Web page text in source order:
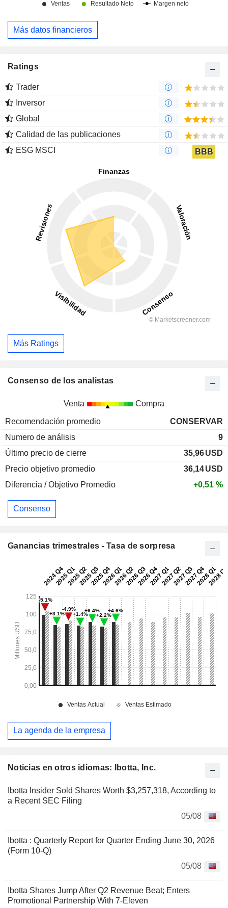
Noticias en otros idiomas: Ibotta, Inc.
Ibotta Insider Sold Shares Worth $3,257,318, According to
a Recent SEC Filing
05/08
Ibotta : Quarterly Report for Quarter Ending June 30, 2026
(Form 10-Q)
05/08
Ibotta Shares Jump After Q2 Revenue Beat; Enters
Promotional Partnership With 7-Eleven
Más datos financieros
Ratings
Trader
Inversor
Global
Calidad de las publicaciones
ESG MSCI
BBB
Más Ratings
Consenso de los analistas
Venta Compra
Recomendación promedio
CONSERVAR
Numero de análisis
9
Último precio de cierre
35,96USD
Precio objetivo promedio
36,14USD
Diferencia / Objetivo Promedio
+0,51 %
Consenso
Ganancias trimestrales - Tasa de sorpresa
La agenda de la empresa